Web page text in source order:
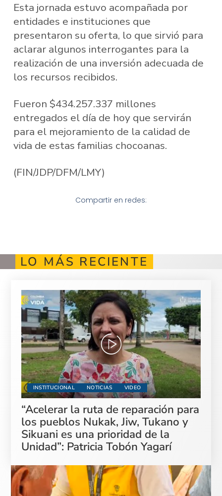
Esta jornada estuvo acompañada por
entidades e instituciones que
presentaron su oferta, lo que sirvió para
aclarar algunos interrogantes para la
realización de una inversión adecuada de
los recursos recibidos.
Fueron $434.257.337 millones
entregados el día de hoy que servirán
para el mejoramiento de la calidad de
vida de estas familias chocoanas.
(FIN/JDP/DFM/LMY)
Compartir en redes:
LO MÁS RECIENTE
INSTITUCIONAL NOTICIAS VIDEO
“Acelerar la ruta de reparación para
los pueblos Nukak, Jiw, Tukano y
Sikuani es una prioridad de la
Unidad”: Patricia Tobón Yagarí